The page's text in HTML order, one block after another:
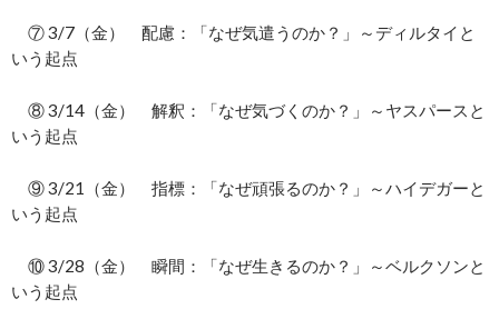
⑦ 3/7（金） 配慮：「なぜ気遣うのか？」～ディルタイと
いう起点
⑧ 3/14（金） 解釈：「なぜ気づくのか？」～ヤスパースと
いう起点
⑨ 3/21（金） 指標：「なぜ頑張るのか？」～ハイデガーと
いう起点
⑩ 3/28（金） 瞬間：「なぜ生きるのか？」～ベルクソンと
いう起点